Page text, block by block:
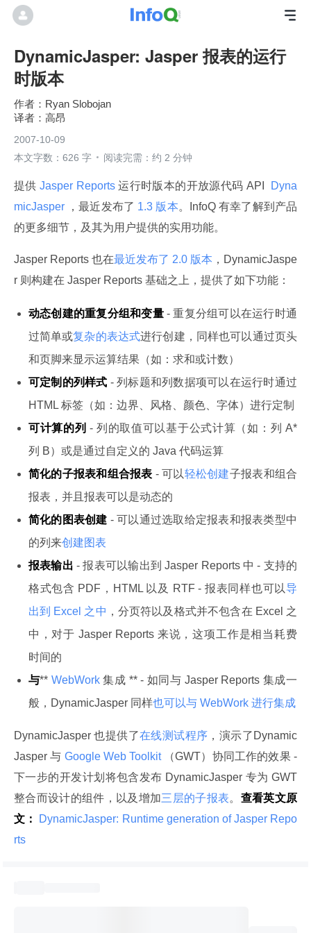
DynamicJasper: Jasper 报表的运行
时版本
Ryan Slobojan
高昂
2007-10-09
本文字数：626 字
阅读完需：约 2 分钟
提供 Jasper Reports 运行时版本的开放源代码 API
Dyna
micJasper
，最近发布了 1.3 版本。InfoQ 有幸了解到产品
的更多细节，及其为用户提供的实用功能。
Jasper Reports 也在最近发布了 2.0 版本 ，DynamicJaspe
r 则构建在 Jasper Reports 基础之上，提供了如下功能：
动态创建的重复分组和变量- 重复分组可以在运行时通
过简单或复杂的表达式进行创建，同样也可以通过页头
和页脚来显示运算结果（如：求和或计数）
可定制的列样式 - 列标题和列数据项可以在运行时通过
HTML 标签（如：边界、风格、颜色、字体）进行定制
可计算的列 - 列的取值可以基于公式计算（如：列 A*
列 B）或是通过自定义的 Java 代码运算
简化的子报表和组合报表 - 可以轻松创建子报表和组合
报表，并且报表可以是动态的
简化的图表创建 - 可以通过选取给定报表和报表类型中
的列来创建图表
报表输出 - 报表可以输出到 Jasper Reports 中 - 支持的
格式包含 PDF，HTML 以及 RTF - 报表同样也可以 导
出到 Excel 之中 ，分页符以及格式并不包含在 Excel 之
中，对于 Jasper Reports 来说，这项工作是相当耗费
时间的
与** WebWork集成 ** - 如同与 Jasper Reports 集成一
般，DynamicJasper 同样也可以与 WebWork 进行集成
DynamicJasper 也提供了在线测试程序 ，演示了Dynamic
Jasper 与 Google Web Toolkit
（GWT）协同工作的效果 -
下一步的开发计划将包含发布 DynamicJasper 专为 GWT
整合而设计的组件，以及增加三层的子报表。 查看英文原
文：
DynamicJasper: Runtime generation of Jasper Repo
rts